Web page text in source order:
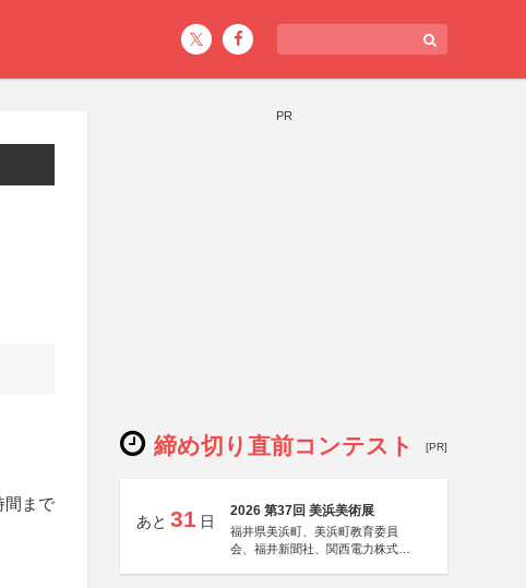
間まで
PR
締め切り直前コンテスト [PR]
あと 31 日
2026 第37回 美浜美術展
福井県美浜町、美浜町教育委員
会、福井新聞社、関西電力株式会